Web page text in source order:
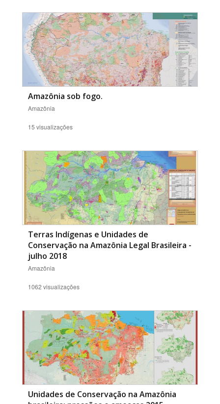
Amazônia sob fogo.
Amazônia
15 visualizações
Terras Indígenas e Unidades de
Conservação na Amazônia Legal Brasileira -
julho 2018
Amazônia
1062 visualizações
Unidades de Conservação na Amazônia